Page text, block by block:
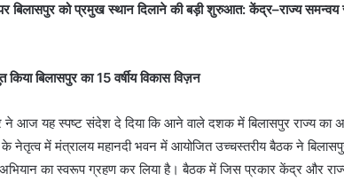
पर बिलासपुर को प्रमुख स्थान दिलाने की बड़ी शुरुआत: केंद्र–राज्य समन्वय
बिलासपुर का 15 वर्षीय विकास विज़न
आज यह स्पष्ट संदेश दे दिया कि आने वाले दशक में बिलासपुर राज्य का
के नेतृत्व में मंत्रालय महानदी भवन में आयोजित उच्चस्तरीय बैठक ने
का स्वरूप ग्रहण कर लिया है। बैठक में जिस प्रकार केंद्र और राज्य